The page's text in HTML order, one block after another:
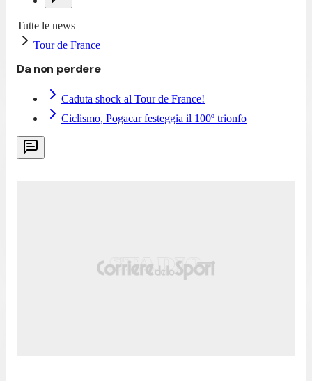
Tutte le news
Tour de France
Da non perdere
Caduta shock al Tour de France!
Ciclismo, Pogacar festeggia il 100º trionfo